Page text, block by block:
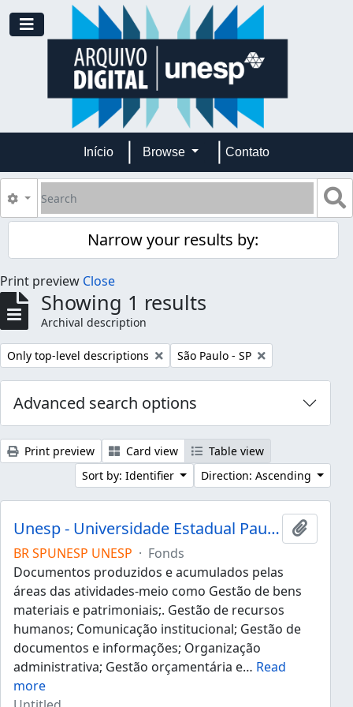
Skip to main content
Toggle navigation
Início Browse Contato
Search
Search options
Narrow your results by:
Print preview Close
Showing 1 results
Archival description
Remove filter:
Only top-level descriptions Remove filter:
São Paulo - SP
Advanced search options
Print preview Card view
Table view
Sort by: Identifier
Direction: Ascending
Unesp - Universidade Estadual Paulista "Júlio de Mesquita Filho"
Add to
BR SPUNESP UNESP · Fonds
Documentos produzidos e acumulados pelas
áreas das atividades-meio como Gestão de bens
materiais e patrimoniais;. Gestão de recursos
humanos; Comunicação institucional; Gestão de
documentos e informações; Organização
administrativa; Gestão orçamentária e… Read
more